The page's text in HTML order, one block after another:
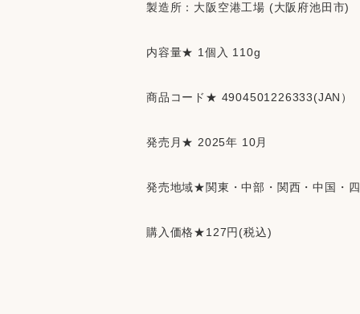
製造所： 大阪空港工場 (大阪府池田市)
内容量★ 1個入 110g
商品コード★ 4904501226333(JAN）
発売月★ 2025年 10月
発売地域★関東・中部・関西・中国・
購入価格★127円(税込)